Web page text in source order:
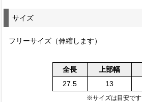
サイズ
フリーサイズ（伸縮します）
全長 上部幅
27.5
13
※サイズは目安です